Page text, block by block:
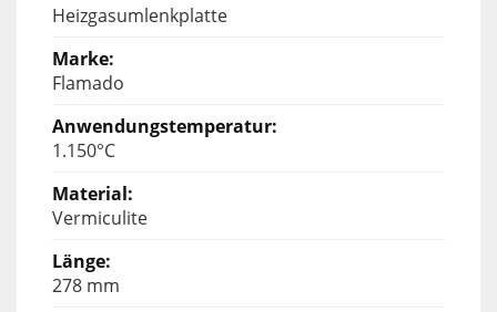
Heizgasumlenkplatte
Flamado
1.150°C
Vermiculite
278 mm